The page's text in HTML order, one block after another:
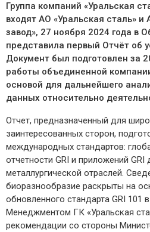
Группа компаний «Уральская
входят АО «Уральская сталь» и
завод», 27 ноября 2024 года в
представила первый Отчёт об
Документ был подготовлен за
работы объединенной
основой для дальнейшего
данных относительно
Отчет, предназначенный для
заинтересованных сторон,
международных стандартов:
отчетности GRI и приложений
металлургической отраслей.
биоразнообразие раскрыты на
обновленного стандарта GRI 101
Менеджментом ГК «Уральская
рекомендации со стороны